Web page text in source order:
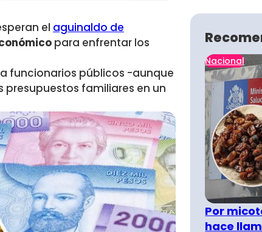
el aguinaldo de
para enfrentar los
funcionarios públicos -aunque
familiares en un
Nacional
Por
hace